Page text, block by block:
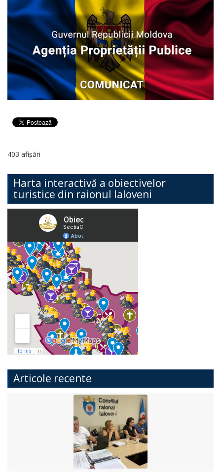
403 afișări
Harta interactivă a obiectivelor
turistice din raionul Ialoveni
Articole recente